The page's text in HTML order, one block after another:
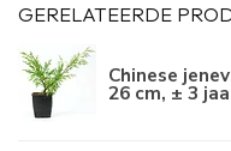
GERELATEERDE
Chinese
26 cm, ± 3